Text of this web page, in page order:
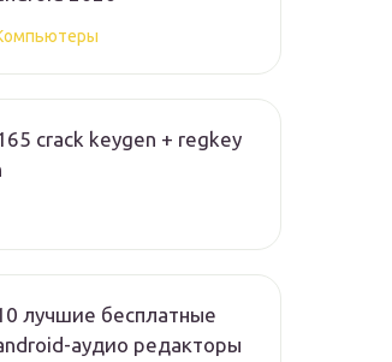
crack keygen + regkey
лучшие бесплатные
аудио редакторы